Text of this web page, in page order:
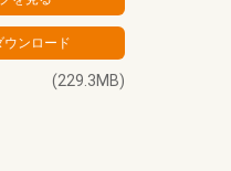
(229.3MB)